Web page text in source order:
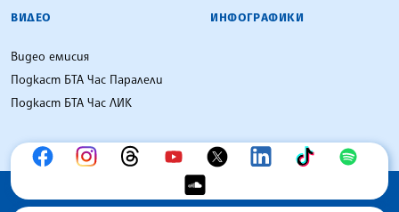
ВИДЕО
Видео емисия
Подкаст БТА Час Паралели
Подкаст БТА Час ЛИК
ИНФОГРАФИКИ